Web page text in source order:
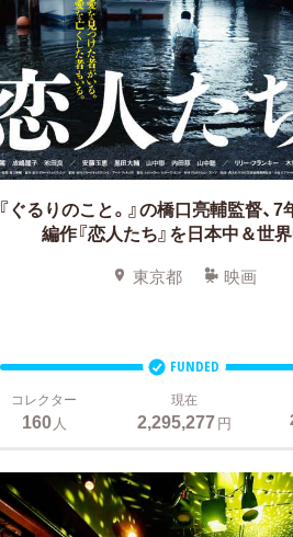
『ぐるりのこと。』の橋口亮輔監督、
編作『恋人たち』を日本中＆世
東京都 映画
FUNDED
コレクター
160人
現在
2,295,277円